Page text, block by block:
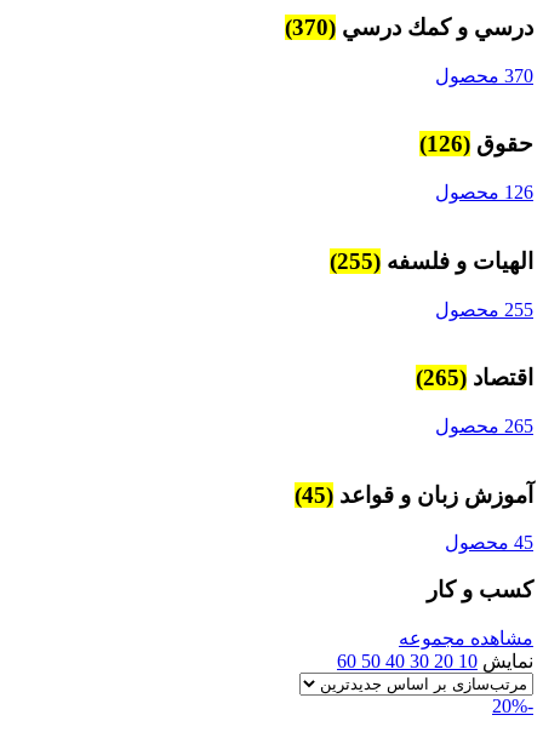
درسي و كمك درسي (370)
370 محصول
حقوق (126)
126 محصول
الهیات و فلسفه (255)
255 محصول
اقتصاد (265)
265 محصول
آموزش زبان و قواعد (45)
45 محصول
کسب و کار
مشاهده مجموعه
نمایش 10
20
30
40
50
60
-20%